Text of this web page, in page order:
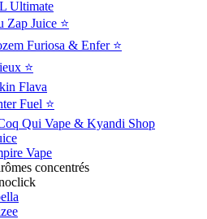
Ultimate
Zap Juice ⭐️
Furiosa & Enfer ⭐️
⭐️
Flava
Fuel ⭐️
Qui Vape & Kyandi Shop
Vape
concentrés